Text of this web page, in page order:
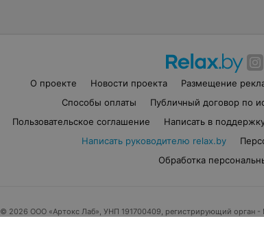
О проекте Новости проекта Размещение
Способы оплаты
Публичный договор по
Пользовательское соглашение
Написать в
Написать руководителю relax.by
Обработка
© 2026 ООО «Артокс Лаб», УНП 191700409, регистрирующий орган -